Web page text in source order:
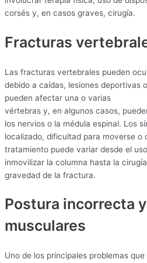
corsés y, en casos graves, cirugía.
Fracturas
Las fracturas vertebrales pueden
debido a caídas, lesiones deportivas
pueden afectar una o varias
vértebras y, en algunos casos,
los nervios o la médula espinal. Los
localizado, dificultad para moverse o
tratamiento puede variar desde el
inmovilizar la columna hasta la
gravedad de la fractura.
Postura incorrecta
musculares
Uno de los principales problemas